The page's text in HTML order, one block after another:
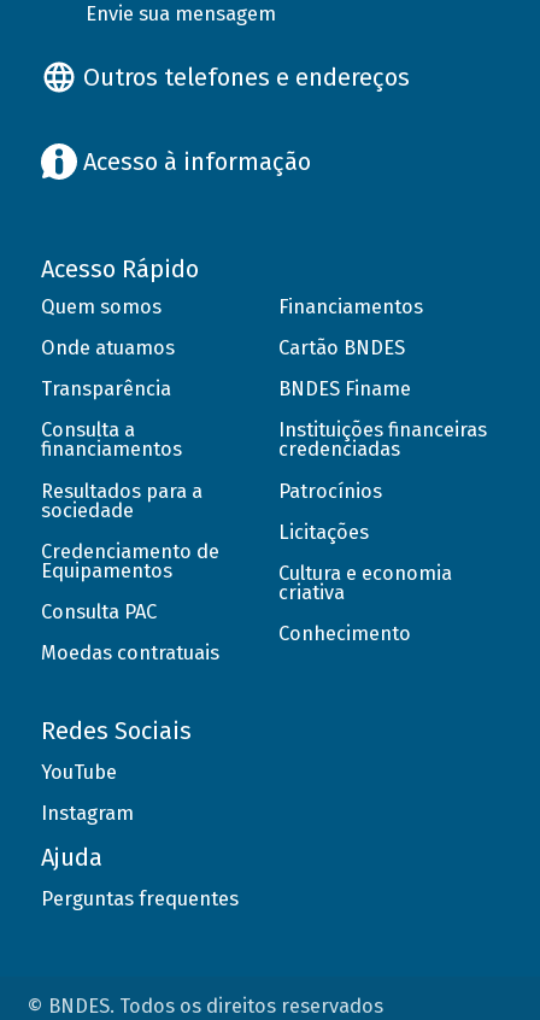
Envie sua mensagem
Outros telefones e endereços
Acesso à informação
Acesso Rápido
Quem somos
Onde atuamos
Transparência
Consulta a
financiamentos
Resultados para a
sociedade
Credenciamento de
Equipamentos
Consulta PAC
Moedas contratuais
Financiamentos
Cartão BNDES
BNDES Finame
Instituições financeiras
credenciadas
Patrocínios
Licitações
Cultura e economia
criativa
Conhecimento
Redes Sociais
YouTube
Instagram
Ajuda
Perguntas frequentes
© BNDES. Todos os direitos reservados